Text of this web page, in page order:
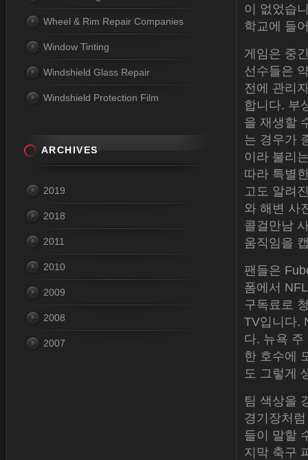
이 없었습
학교에 들
게임은 중
선수들은
전에 관리
합니다. 부
을 재생할
는 경우가
이라 불리
따라 특별
고도 알려
와 해변 사
콜걸만남
움직임을
팬들은
폼에서
구독료로
TV입니다.
다. 뉴욕
한 호수에
도 그렇게
팀 색상을
경기장처
들이 말할
지막 축구
Wheel & Rim Repair Companies
Window Tinting
Windshield Glass Repair
Windshield Protection Film
ARCHIVES
2019
2018
2011
2010
2009
2008
2007